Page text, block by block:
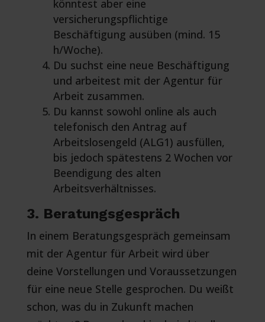
könntest aber eine
versicherungspflichtige
Beschäftigung ausüben (mind. 15
h/Woche).
Du suchst eine neue Beschäftigung
und arbeitest mit der Agentur für
Arbeit zusammen.
Du kannst sowohl online als auch
telefonisch den Antrag auf
Arbeitslosengeld (ALG1) ausfüllen,
bis jedoch spätestens 2 Wochen vor
Beendigung des alten
Arbeitsverhältnisses.
3. Beratungsgespräch
In einem Beratungsgespräch gemeinsam
mit der Agentur für Arbeit wird über
deine Vorstellungen und Voraussetzungen
für eine neue Stelle gesprochen. Du weißt
schon, was du in Zukunft machen